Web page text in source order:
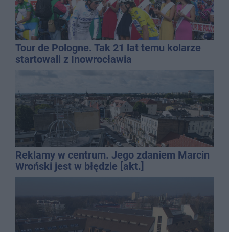
Tour de Pologne. Tak 21 lat temu kolarze
startowali z Inowrocławia
Reklamy w centrum. Jego zdaniem Marcin
Wroński jest w błędzie [akt.]